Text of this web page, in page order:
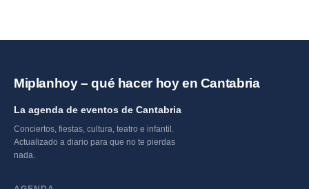
Miplanhoy – qué hacer hoy en Cantabria
La agenda de eventos de Cantabria
Conciertos, fiestas, cultura, teatro e infantil.
Actualizado a diario para que no te pierdas
nada.